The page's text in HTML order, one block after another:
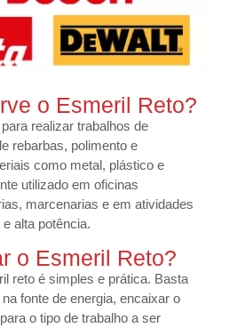
o Esmeril Reto?
realizar trabalhos de
rebarbas, polimento e
como metal, plástico e
utilizado em oficinas
marcenarias e em atividades
alta potência.
o Esmeril Reto?
reto é simples e prática. Basta
fonte de energia, encaixar o
o tipo de trabalho a ser